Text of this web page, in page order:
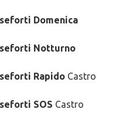
Domenica
Notturno
Rapido Castro
SOS Castro